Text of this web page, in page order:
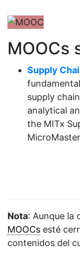
MOOCs
Supply
supply
analytical
the MITx
Nota: Aunque la
MOOCs esté
contenidos del